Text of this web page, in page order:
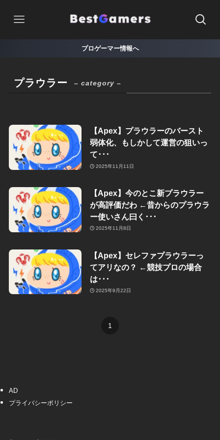
プロゲーマー情報へ
プラウラー – category –
【Apex】プラウラーのバースト
弱体化、もしかして運営の狙いっ
て･･･
2025年11月11日
【Apex】今のとこ新プラウラー
が高評価だわ ←昔からのプラウラ
ー使いさん曰く･･･
2025年11月8日
【Apex】セレファプラウラーっ
てアリなの？ ←競技プロの場合
は･･･
2025年9月22日
1
AD
プライバシーポリシー